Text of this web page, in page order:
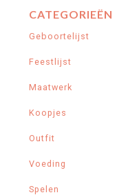
CATEGORIEËN
Geboortelijst
Feestlijst
Maatwerk
Koopjes
Outfit
Voeding
Spelen